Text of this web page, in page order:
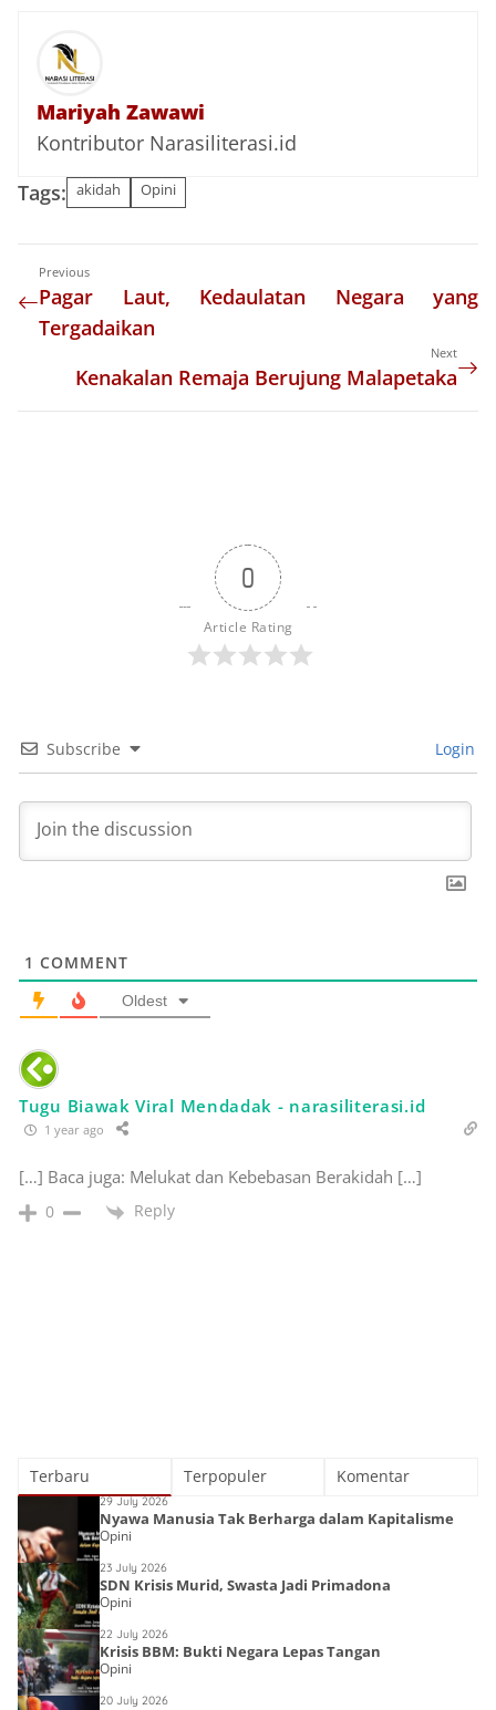
Mariyah Zawawi
Kontributor Narasiliterasi.id
Tags: akidah Opini
Previous
Pagar Laut, Kedaulatan Negara yang
Tergadaikan
Next
Kenakalan Remaja Berujung Malapetaka
0
Article Rating
Subscribe Login
1 COMMENT
Oldest
Tugu Biawak Viral Mendadak - narasiliterasi.id
1 year ago
[…] Baca juga: Melukat dan Kebebasan Berakidah […]
0 Reply
Terbaru Terpopuler Komentar
29 July 2026
Nyawa Manusia Tak Berharga dalam Kapitalisme
Opini
23 July 2026
SDN Krisis Murid, Swasta Jadi Primadona
Opini
22 July 2026
Krisis BBM: Bukti Negara Lepas Tangan
Opini
20 July 2026